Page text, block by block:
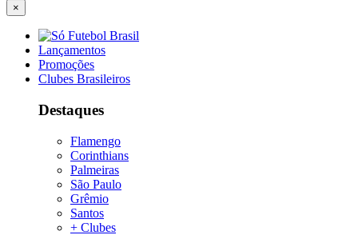
×
Lançamentos
Promoções
Clubes Brasileiros
Destaques
Flamengo
Corinthians
Palmeiras
São Paulo
Grêmio
Santos
+ Clubes